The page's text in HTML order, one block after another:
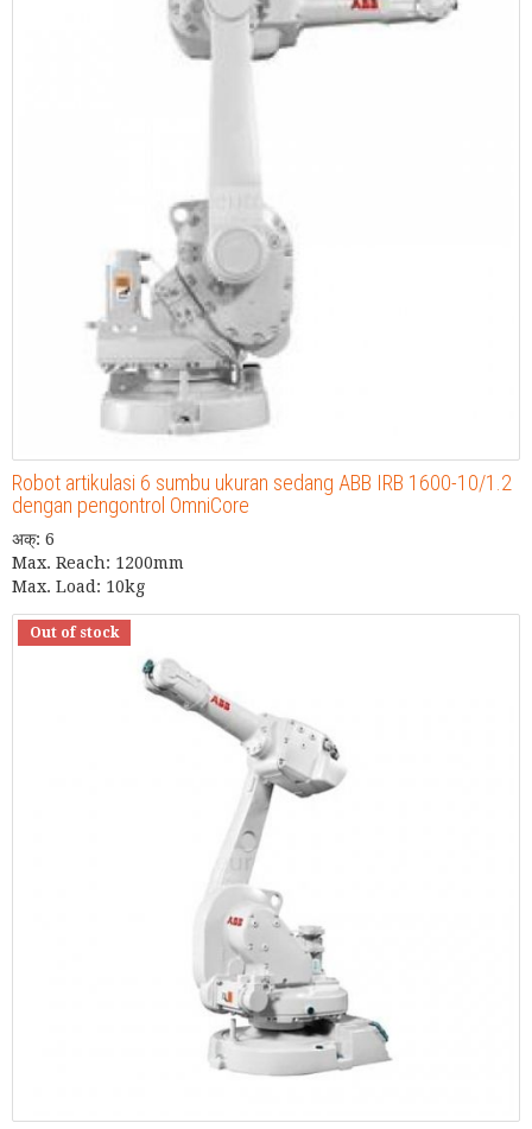
Robot artikulasi 6 sumbu ukuran sedang ABB IRB 1600-10/1.2
dengan pengontrol OmniCore
अक्: 6
Max. Reach: 1200mm
Max. Load: 10kg
Out of stock